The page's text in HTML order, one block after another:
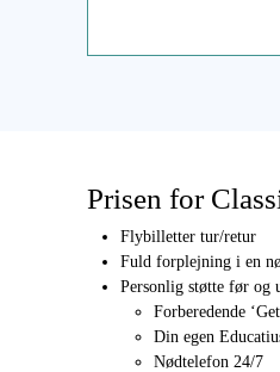
Prisen for
Flybilletter tur/retur
Fuld forplejning i en
Personlig støtte før og
Forberedende
Din egen
Nødtelefon 24/7